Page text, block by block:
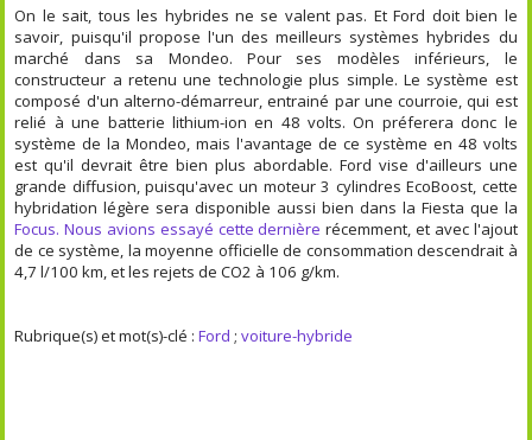
On le sait, tous les hybrides ne se valent pas. Et Ford doit bien le
savoir, puisqu'il propose l'un des meilleurs systèmes hybrides du
marché dans sa Mondeo. Pour ses modèles inférieurs, le
constructeur a retenu une technologie plus simple. Le système est
composé d'un alterno-démarreur, entrainé par une courroie, qui est
relié à une batterie lithium-ion en 48 volts. On préferera donc le
système de la Mondeo, mais l'avantage de ce système en 48 volts
est qu'il devrait être bien plus abordable. Ford vise d'ailleurs une
grande diffusion, puisqu'avec un moteur 3 cylindres EcoBoost, cette
hybridation légère sera disponible aussi bien dans la Fiesta que la
Focus. Nous avions essayé cette dernière récemment, et avec l'ajout
de ce système, la moyenne officielle de consommation descendrait à
4,7 l/100 km, et les rejets de CO2 à 106 g/km.
Rubrique(s) et mot(s)-clé :Ford ;voiture-hybride